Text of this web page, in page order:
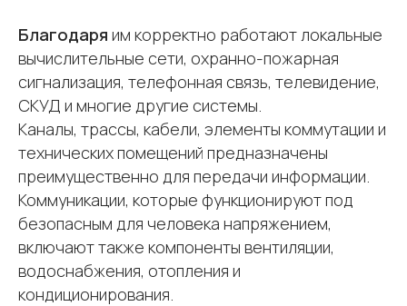
Благодаря им корректно работают локальные
вычислительные сети, охранно-пожарная
сигнализация, телефонная связь, телевидение,
СКУД и многие другие системы.
Каналы, трассы, кабели, элементы коммутации и
технических помещений предназначены
преимущественно для передачи информации.
Коммуникации, которые функционируют под
безопасным для человека напряжением,
включают также компоненты вентиляции,
водоснабжения, отопления и
кондиционирования.